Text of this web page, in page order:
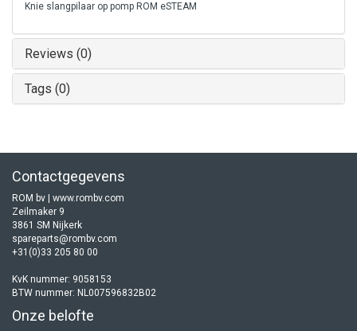
Knie slangpilaar op pomp ROM eSTEAM
Reviews (0)
Tags (0)
Contactgegevens
ROM bv | www.rombv.com
Zeilmaker 9
3861 SM Nijkerk
spareparts@rombv.com
+31(0)33 205 80 00
KvK nummer: 9058153
BTW nummer: NL007596832B02
Onze belofte